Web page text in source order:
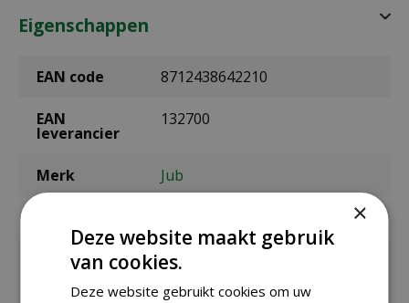
Eigenschappen
EAN code 8712438642210
EAN
leverancier
132700
Merk Jub
Zaaien /
planten
buiten
april t/m juni
×
Deze website maakt gebruik
van cookies.
Deze website gebruikt cookies om uw